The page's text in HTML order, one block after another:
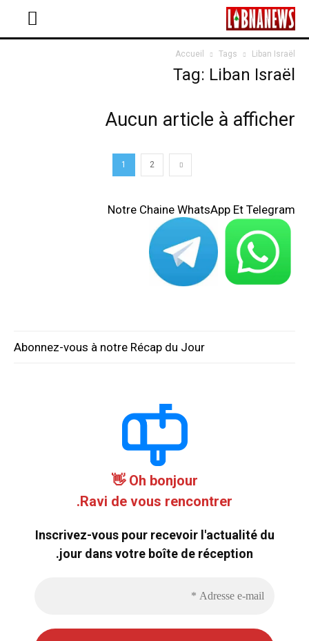
Accueil Tags Liban Israël
Tag: Liban Israël
Aucun article à afficher
1 2
Notre Chaine WhatsApp Et Telegram
Abonnez-vous à notre Récap du Jour
Oh bonjour 👋
Ravi de vous rencontrer.
Inscrivez-vous pour recevoir l'actualité du
jour dans votre boîte de réception.